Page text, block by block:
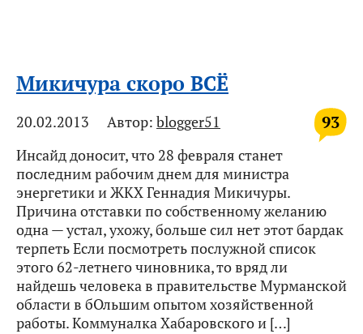
Микичура скоро ВСЁ
93
20.02.2013 Автор: blogger51
Инсайд доносит, что 28 февраля станет
последним рабочим днем для министра
энергетики и ЖКХ Геннадия Микичуры.
Причина отставки по собственному желанию
одна — устал, ухожу, больше сил нет этот бардак
терпеть Если посмотреть послужной список
этого 62-летнего чиновника, то вряд ли
найдешь человека в правительстве Мурманской
области в бОльшим опытом хозяйственной
работы. Коммуналка Хабаровского и […]